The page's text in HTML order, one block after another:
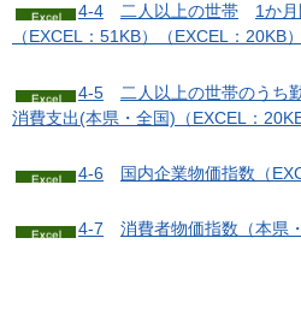
4-4 二人以上の世帯
1か
（EXCEL：51KB）
（EXCEL：20KB）
4-5 二 人以上の世帯のうち
消費支出(本県・全国)（EXCEL：20KB
4-6 国内企業物価指数（
4-7 消費者物価指数（本県